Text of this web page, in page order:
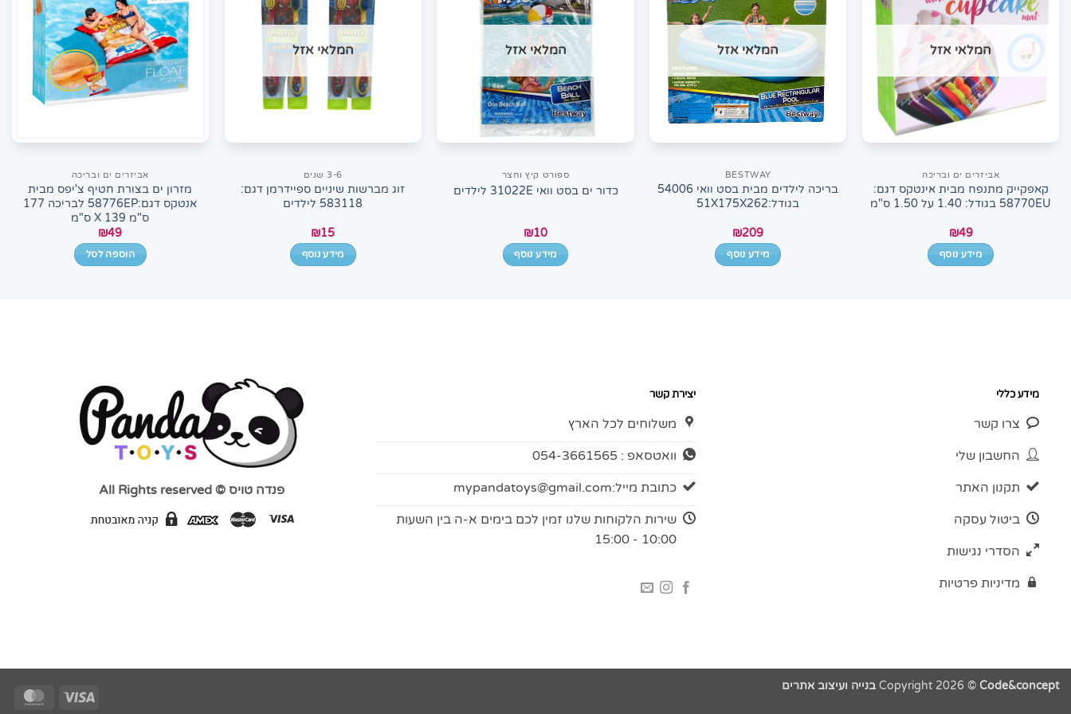
המלאי אזל
אביזרים ים ובריכה
קאפקייק מתנפח מבית אינטקס דגם:
58770EU בגודל: 1.40 על 1.50 ס"מ
₪49
מידע נוסף
המלאי אזל
BESTWAY
בריכה לילדים מבית בסט וואי 54006
בגודל:51X175X262
₪209
מידע נוסף
המלאי אזל
ספורט קיץ וחצר
כדור ים בסט וואי 31022E לילדים
₪10
מידע נוסף
המלאי אזל
3-6 שנים
זוג מברשות שיניים ספיידרמן דגם:
583118 לילדים
₪15
מידע נוסף
אביזרים ים ובריכה
מזרון ים בצורת חטיף צ'יפס מבית
אנטקס דגם:58776EP לבריכה 177
ס"מ X 139 ס"מ
₪49
הוספה לסל
מידע כללי
צרו קשר
החשבון שלי
תקנון האתר
ביטול עסקה
הסדרי נגישות
מדיניות פרטיות
יצירת קשר
משלוחים לכל הארץ
וואטסאפ : 054-3661565
כתובת מייל:mypandatoys@gmail.com
שירות הלקוחות שלנו זמין לכם בימים א-ה בין השעות
10:00 - 15:00
פנדה טויס © All Rights reserved
Visa
Copyright 2026 © Code&concept בנייה ועיצוב אתרים